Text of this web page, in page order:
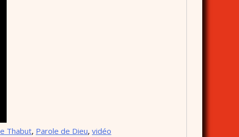
Thabut, Parole de Dieu, vidéo